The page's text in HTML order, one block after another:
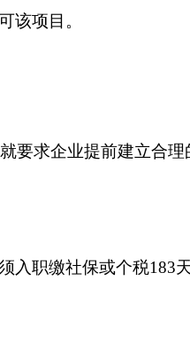
该项目。
要求企业提前建立合
职缴社保或个税183天